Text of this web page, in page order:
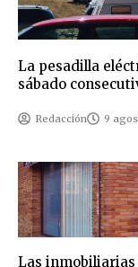
La pesadilla
sábado
Redacción 9
Las